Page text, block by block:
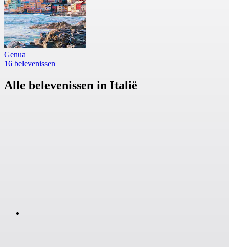
Genua
16 belevenissen
Alle belevenissen in Italië